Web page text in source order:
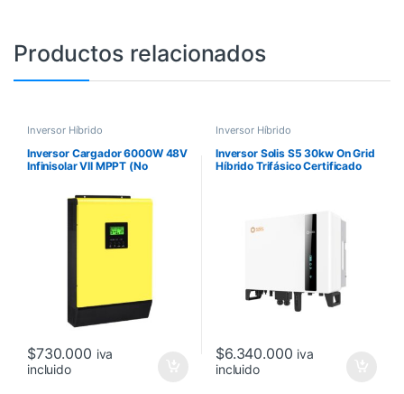
Productos relacionados
Inversor Híbrido
Inversor Cargador 6000W 48V
Infinisolar VII MPPT (No
$730.000 iva
incluido
Inversor Híbrido
Inversor Solis S5 30kw On Grid
Híbrido Trifásico Certificado
$6.340.000 iva
incluido